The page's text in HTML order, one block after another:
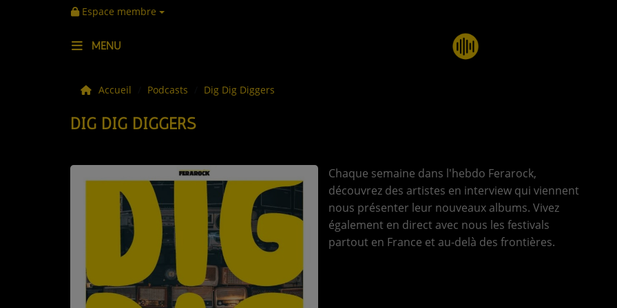
Espace membre
MENU
LA MUSIQUE
C'ÉTAIT QUOI CE TITRE ?
LES WEBRADIOS
LA GRILLE DES PROGRAMMES
Accueil Podcasts Dig Dig Diggers
DIG DIG DIGGERS
Chaque semaine dans l'hebdo Ferarock,
découvrez des artistes en interview qui viennent
nous présenter leur nouveaux albums. Vivez
également en direct avec nous les festivals
partout en France et au-delà des frontières.